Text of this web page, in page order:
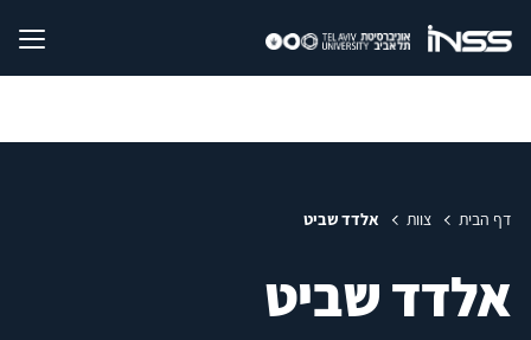
דף הבית צוות אלדד שביט
אלדד שביט